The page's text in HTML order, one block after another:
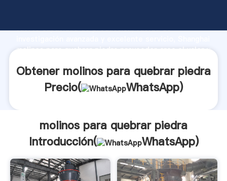
fuerte capacidad de producción, fuerza de
molinos para quebrar piedra proveedor crea el valor y
Obtener molinos para quebrar piedra
Precio(
WhatsApp)
molinos para quebrar piedra
Introducción(
WhatsApp)